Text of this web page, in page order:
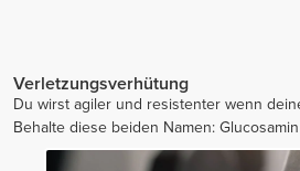
Verletzungsverhütung
Du wirst agiler und resistenter wenn
Behalte diese beiden Namen: